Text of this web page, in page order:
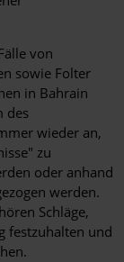
von
sowie Folter
in Bahrain
des
wieder an,
zu
oder anhand
werden.
Schläge,
festzuhalten und